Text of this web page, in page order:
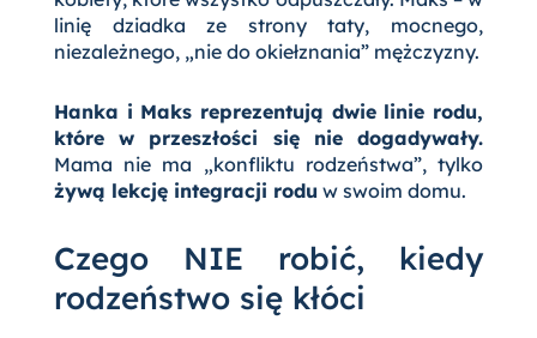
linię dziadka ze strony taty, mocnego,
niezależnego, „nie do okiełznania” mężczyzny.
Hanka i Maks reprezentują dwie linie rodu,
które w przeszłości się nie dogadywały.
Mama nie ma „konfliktu rodzeństwa”, tylko
żywą lekcję integracji rodu w swoim domu.
Czego NIE robić, kiedy
rodzeństwo się kłóci